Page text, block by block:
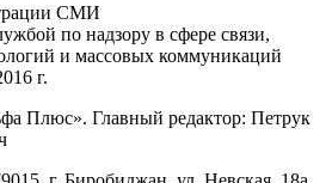
СМИ
по надзору в сфере связи,
и массовых коммуникаций
г.
Плюс». Главный редактор: Петрук